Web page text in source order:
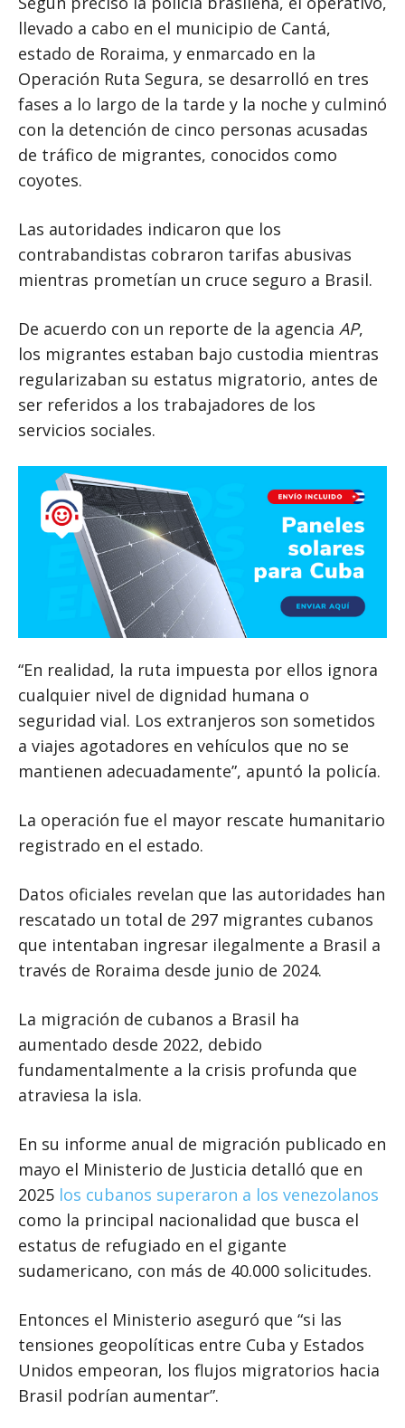
llevado a cabo en el municipio de Cantá,
estado de Roraima, y enmarcado en la
Operación Ruta Segura, se desarrolló en tres
fases a lo largo de la tarde y la noche y culminó
con la detención de cinco personas acusadas
de tráfico de migrantes, conocidos como
coyotes.
Las autoridades indicaron que los
contrabandistas cobraron tarifas abusivas
mientras prometían un cruce seguro a Brasil.
De acuerdo con un reporte de la agencia AP,
los migrantes estaban bajo custodia mientras
regularizaban su estatus migratorio, antes de
ser referidos a los trabajadores de los
servicios sociales.
“En realidad, la ruta impuesta por ellos ignora
cualquier nivel de dignidad humana o
seguridad vial. Los extranjeros son sometidos
a viajes agotadores en vehículos que no se
mantienen adecuadamente”, apuntó la policía.
La operación fue el mayor rescate humanitario
registrado en el estado.
Datos oficiales revelan que las autoridades han
rescatado un total de 297 migrantes cubanos
que intentaban ingresar ilegalmente a Brasil a
través de Roraima desde junio de 2024.
La migración de cubanos a Brasil ha
aumentado desde 2022, debido
fundamentalmente a la crisis profunda que
atraviesa la isla.
En su informe anual de migración publicado en
mayo el Ministerio de Justicia detalló que en
2025 los cubanos superaron a los venezolanos
como la principal nacionalidad que busca el
estatus de refugiado en el gigante
sudamericano, con más de 40.000 solicitudes.
Entonces el Ministerio aseguró que “si las
tensiones geopolíticas entre Cuba y Estados
Unidos empeoran, los flujos migratorios hacia
Brasil podrían aumentar”.